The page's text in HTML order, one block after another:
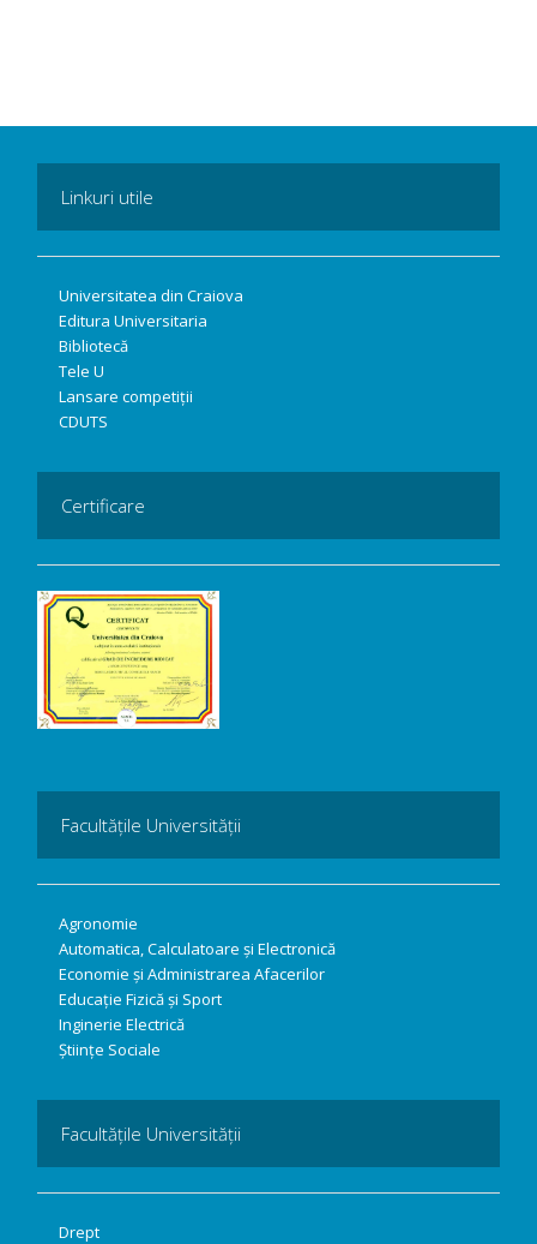
Linkuri utile
Universitatea din Craiova
Editura Universitaria
Bibliotecă
Tele U
Lansare competiții
CDUTS
Certificare
Facultățile Universității
Agronomie
Automatica, Calculatoare și Electronică
Economie și Administrarea Afacerilor
Educație Fizică și Sport
Inginerie Electrică
Științe Sociale
Facultățile Universității
Drept